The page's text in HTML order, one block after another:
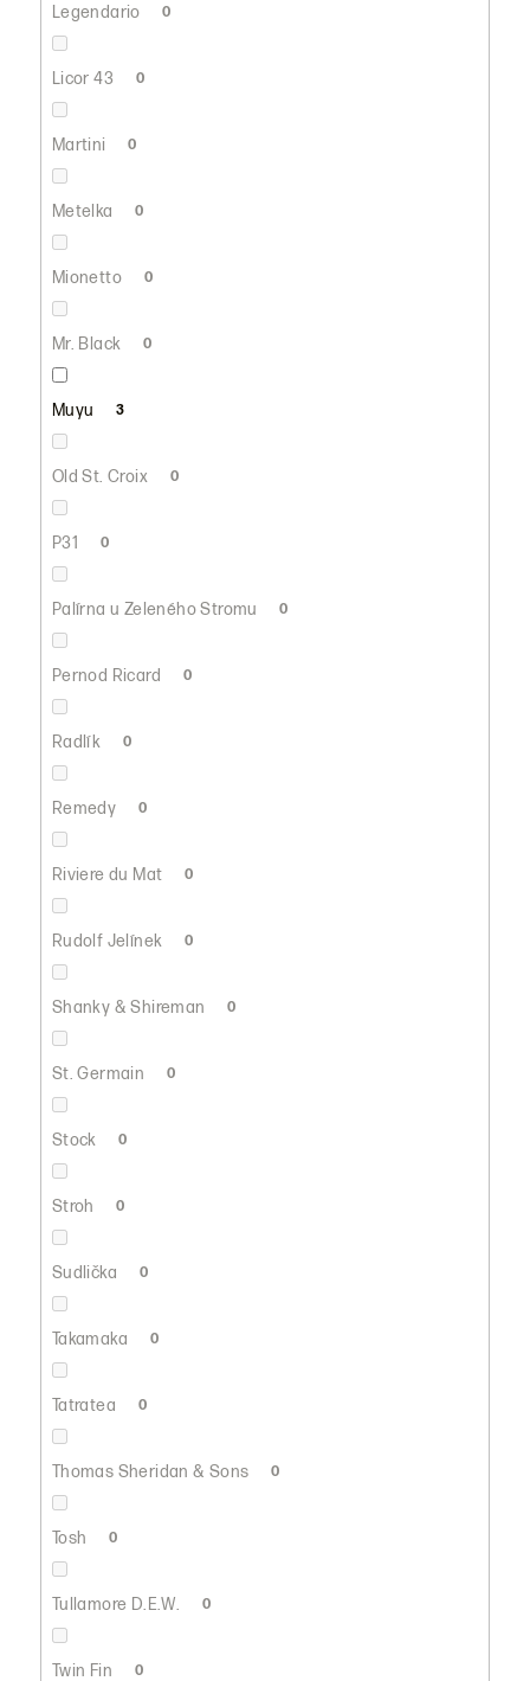
Legendario 0
Licor 43 0
Martini 0
Metelka 0
Mionetto 0
Mr. Black 0
Muyu 3
Old St. Croix 0
P31 0
Palírna u Zeleného Stromu 0
Pernod Ricard 0
Radlík 0
Remedy 0
Riviere du Mat 0
Rudolf Jelínek 0
Shanky & Shireman 0
St. Germain 0
Stock 0
Stroh 0
Sudlička 0
Takamaka 0
Tatratea 0
Thomas Sheridan & Sons 0
Tosh 0
Tullamore D.E.W. 0
Twin Fin 0